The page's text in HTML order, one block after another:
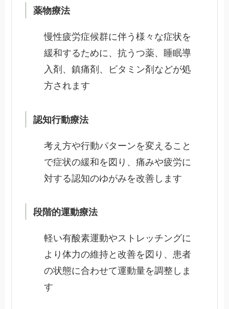
薬物療法
慢性疲労症候群に伴う様々な症状を
緩和するために、抗うつ薬、睡眠導
入剤、鎮痛剤、ビタミン剤などが処
方されます
認知行動療法
考え方や行動パターンを変えること
で症状の緩和を図り、痛みや疲労に
対する認知のゆがみを改善します
段階的運動療法
軽い有酸素運動やストレッチングに
より体力の維持と改善を図り、患者
の状態に合わせて運動量を調整しま
す